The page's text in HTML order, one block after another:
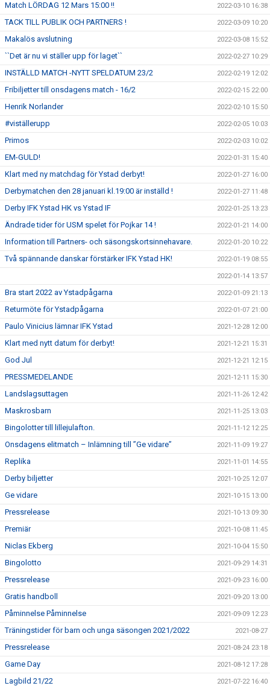
Match LÖRDAG 12 Mars 15:00 !! 2022-03-10 16:38
TACK TILL PUBLIK OCH PARTNERS ! 2022-03-09 10:20
Makalös avslutning 2022-03-08 15:52
``Det är nu vi ställer upp för laget`` 2022-02-27 10:29
INSTÄLLD MATCH -NYTT SPELDATUM 23/2 2022-02-19 12:02
Fribiljetter till onsdagens match - 16/2 2022-02-15 22:00
Henrik Norlander 2022-02-10 15:50
#viställerupp 2022-02-05 10:03
Primos 2022-02-03 10:02
EM-GULD! 2022-01-31 15:40
Klart med ny matchdag för Ystad derbyt! 2022-01-27 16:00
Derbymatchen den 28 januari kl.19:00 är inställd ! 2022-01-27 11:48
Derby IFK Ystad HK vs Ystad IF 2022-01-25 13:23
Ändrade tider för USM spelet för Pojkar 14 ! 2022-01-21 14:00
Information till Partners- och säsongskortsinnehavare. 2022-01-20 10:22
Två spännande danskar förstärker IFK Ystad HK! 2022-01-19 08:55
2022-01-14 13:57
Bra start 2022 av Ystadpågarna 2022-01-09 21:13
Returmöte för Ystadpågarna 2022-01-07 21:00
Paulo Vinicius lämnar IFK Ystad 2021-12-28 12:00
Klart med nytt datum för derbyt! 2021-12-21 15:31
God Jul 2021-12-21 12:15
PRESSMEDELANDE 2021-12-11 15:30
Landslagsuttagen 2021-11-26 12:42
Maskrosbarn 2021-11-25 13:03
Bingolotter till lillejulafton. 2021-11-12 12:25
Onsdagens elitmatch – Inlämning till ”Ge vidare” 2021-11-09 19:27
Replika 2021-11-01 14:55
Derby biljetter 2021-10-25 12:07
Ge vidare 2021-10-15 13:00
Pressrelease 2021-10-13 09:30
Premiär 2021-10-08 11:45
Niclas Ekberg 2021-10-04 15:50
Bingolotto 2021-09-29 14:31
Pressrelease 2021-09-23 16:00
Gratis handboll 2021-09-20 13:00
Påminnelse Påminnelse 2021-09-09 12:23
Träningstider för barn och unga säsongen 2021/2022 2021-08-27
Pressrelease 2021-08-24 23:18
Game Day 2021-08-12 17:28
Lagbild 21/22 2021-07-22 16:40